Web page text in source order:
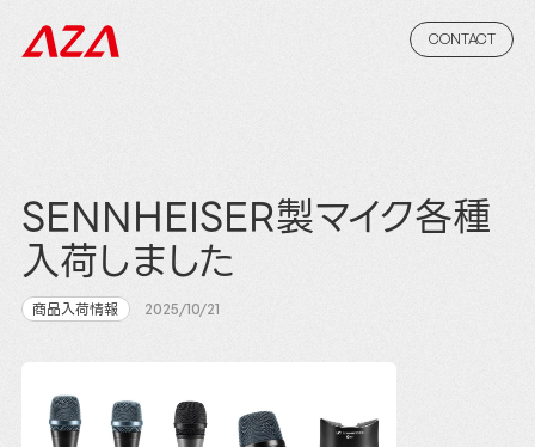
CONTACT
SENNHEISER製マイク各種
入荷しました
商品入荷情報 2025/10/21